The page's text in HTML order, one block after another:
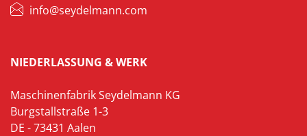
info@seydelmann.com
NIEDERLASSUNG & WERK
Maschinenfabrik Seydelmann KG
Burgstallstraße 1-3
DE - 73431 Aalen